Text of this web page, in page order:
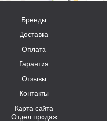
Бренды
Доставка
Оплата
Гарантия
Отзывы
Контакты
Карта сайта
Отдел продаж